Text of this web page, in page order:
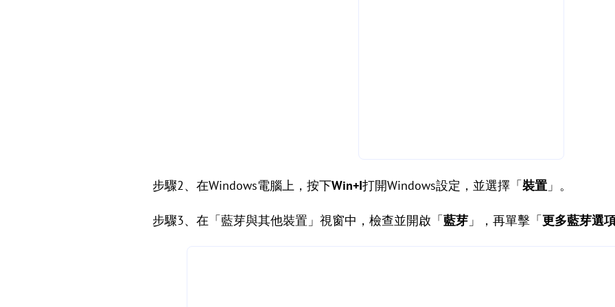
步驟2、在Windows電腦上，按下Win+I打開Windows設定，並選擇「裝置 」。
步驟3、在「藍芽與其他裝置」視窗中，檢查並開啟「藍芽 」，再單擊「更多藍芽選